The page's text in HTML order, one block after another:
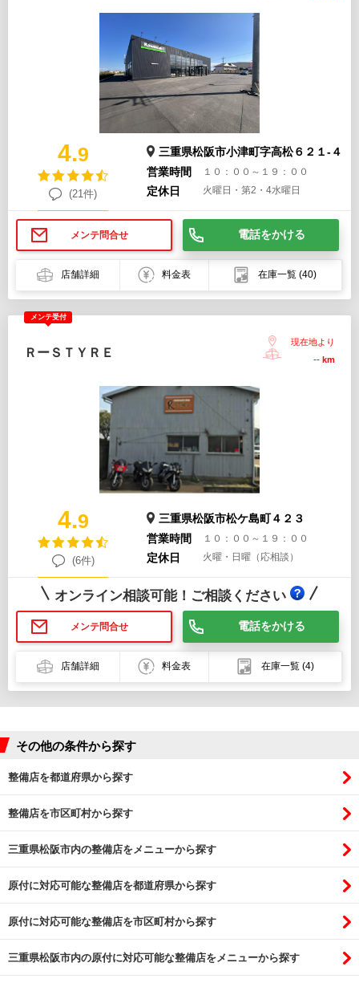
4.9
(21件)
三重県松阪市小津町字高松６２１-４
営業時間
１０：００～１９：００
定休日 火曜日・第2・4水曜日
メンテ問合せ 電話をかける
店舗詳細 料金表 在庫一覧 (40)
メンテ受付
ＲーＳＴＹＲＥ
現在地より
-- km
4.9
(6件)
三重県松阪市松ケ島町４２３
営業時間
１０：００～１９：００
定休日 火曜・日曜（応相談）
オンライン相談可能！ご相談ください
メンテ問合せ 電話をかける
店舗詳細 料金表 在庫一覧 (4)
その他の条件から探す
整備店を都道府県から探す
整備店を市区町村から探す
三重県松阪市内の整備店をメニューから探す
原付に対応可能な整備店を都道府県から探す
原付に対応可能な整備店を市区町村から探す
三重県松阪市内の原付に対応可能な整備店をメニューから探す